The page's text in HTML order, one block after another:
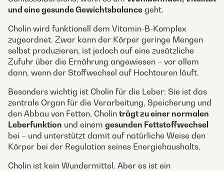
und eine gesunde Gewichtsbalance geht.
Cholin wird funktionell dem Vitamin-B-Komplex
zugeordnet. Zwar kann der Körper geringe Mengen
selbst produzieren, ist jedoch auf eine zusätzliche
Zufuhr über die Ernährung angewiesen – vor allem
dann, wenn der Stoffwechsel auf Hochtouren läuft.
Besonders wichtig ist Cholin für die Leber: Sie ist das
zentrale Organ für die Verarbeitung, Speicherung und
den Abbau von Fetten. Cholin trägt zu einer normalen
Leberfunktion und einem gesunden Fettstoffwechsel
bei – und unterstützt damit auf natürliche Weise den
Körper bei der Regulation seines Energiehaushalts.
Cholin ist kein Wundermittel. Aber es ist ein